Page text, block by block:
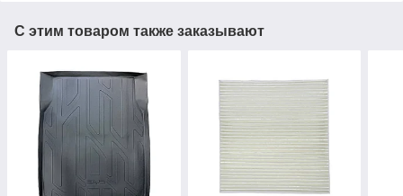
С этим товаром также заказывают